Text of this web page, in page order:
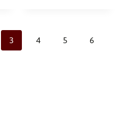
3 4 5 6